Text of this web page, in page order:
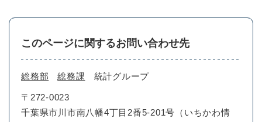
このページに関するお問い合わせ先
総務部 総務課 統計グループ
〒272-0023
千葉県市川市南八幡4丁目2番5-201号（いちかわ情